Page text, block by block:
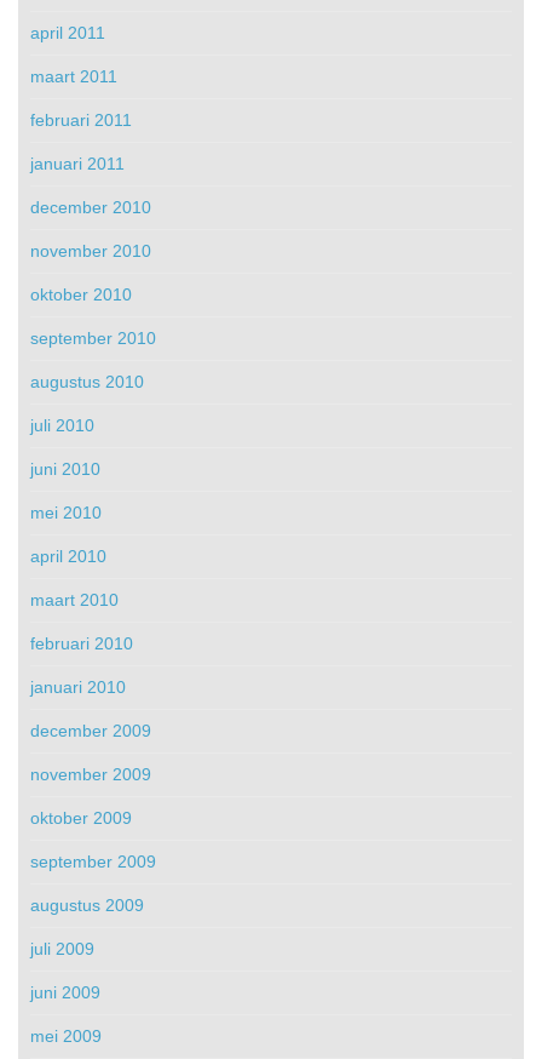
april 2011
maart 2011
februari 2011
januari 2011
december 2010
november 2010
oktober 2010
september 2010
augustus 2010
juli 2010
juni 2010
mei 2010
april 2010
maart 2010
februari 2010
januari 2010
december 2009
november 2009
oktober 2009
september 2009
augustus 2009
juli 2009
juni 2009
mei 2009